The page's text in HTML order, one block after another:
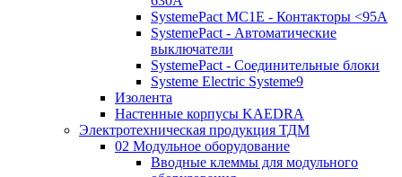
SystemePact MC1E - Контакторы <95A
SystemePact - Автоматические
выключатели
SystemePact - Соединительные блоки
Systeme Electric Systeme9
Изолента
Настенные корпусы KAEDRA
Электротехническая продукция ТДМ
02 Модульное оборудование
Вводные клеммы для модульного